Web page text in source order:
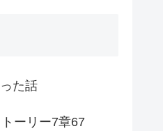
た話
ーリー7章67